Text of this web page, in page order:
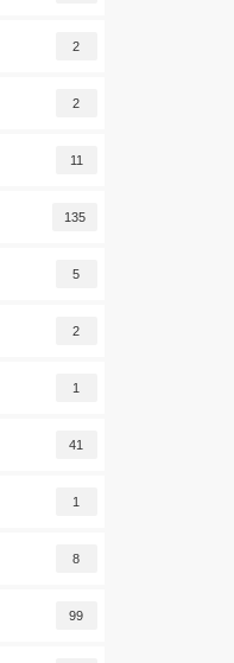
2
2
11
135
5
2
1
41
1
8
99